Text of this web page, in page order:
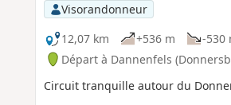
Visorandonneur
12,07 km
+536 m -530
Départ à Dannenfels
Circuit tranquille autour du